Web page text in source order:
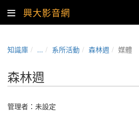
興大影音網
知識庫 ... 系所活動 森林週 媒體
森林週
管理者：未設定